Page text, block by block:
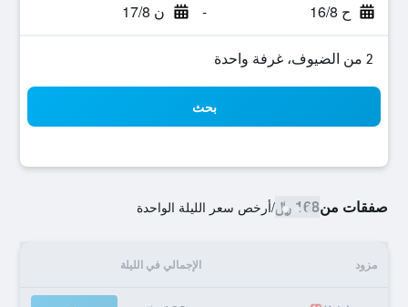
ح 16/8 - ن 17/8
2 من الضيوف، غرفة واحدة
بحث
صفقات من168 ﷼ /أرخص سعر الليلة الواحدة
مزود الإجمالي في الليلة